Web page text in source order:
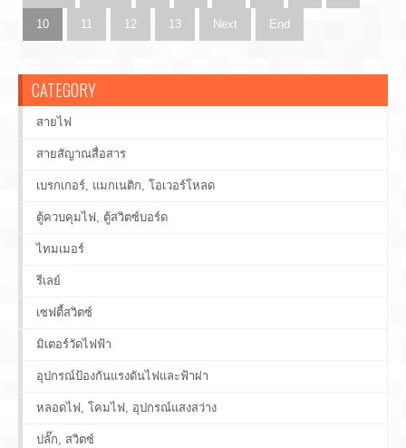
10 11 12 13 Next End
CATEGORY
สายไฟ
สายสัญาณสื่อสาร
เบรกเกอร์, แมกเนติก, โอเวอร์โหลด
ตู้ควบคุมไฟ, ตู้สวิตซ์บอร์ด
ไทมเมอร์
รีเลย์
เซฟตี้สวิตซ์
มิเตอร์วัดไฟฟ้า
อุปกรณ์ป้องกันแรงดันไฟและฟ้าผ่า
หลอดไฟ, โคมไฟ, อุปกรณ์แสงสว่าง
ปลั๊ก, สวิตซ์